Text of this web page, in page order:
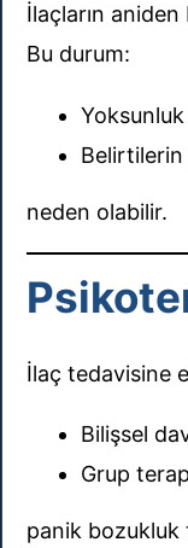
İlaçların aniden
Bu durum:
neden olabilir.
İlaç tedavisine
Bilişsel
Grup
panik bozukluk